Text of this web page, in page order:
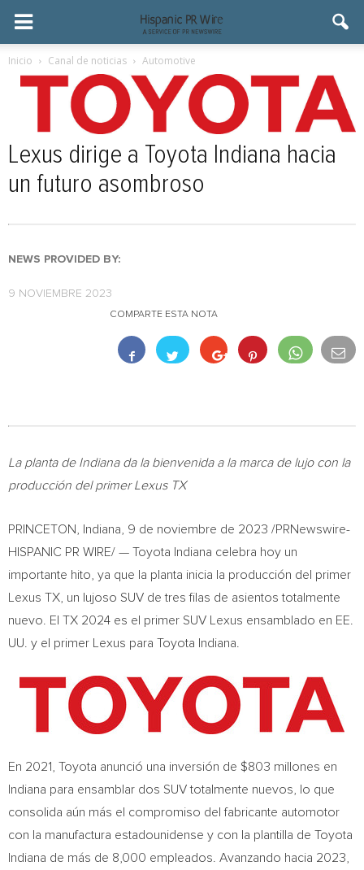
Inicio Canal de noticias Automotive
Lexus dirige a Toyota Indiana hacia
un futuro asombroso
NEWS PROVIDED BY:
9 NOVIEMBRE 2023
COMPARTE ESTA NOTA
La planta de Indianada la bienvenida a la marca de lujo con la
producción del primer Lexus TX
PRINCETON, Indiana 9 de noviembre de 2023 /PRNewswire-
HISPANIC PR WIRE/ — Toyota Indiana celebra hoy un
importante hito, ya que la planta inicia la producción del primer
Lexus TX, un lujoso SUV de tres filas de asientos totalmente
nuevo. El TX 2024 es el primer SUV Lexus ensamblado en EE.
UU. y el primer Lexus para Toyota Indiana.
En 2021, Toyota anunció una inversión de $803 millones en
Indiana para ensamblar dos SUV totalmente nuevos, lo que
consolida aún más el compromiso del fabricante automotor
con la manufactura estadounidense y con la plantilla de Toyota
Indiana de más de 8,000 empleados. Avanzando hacia 2023,